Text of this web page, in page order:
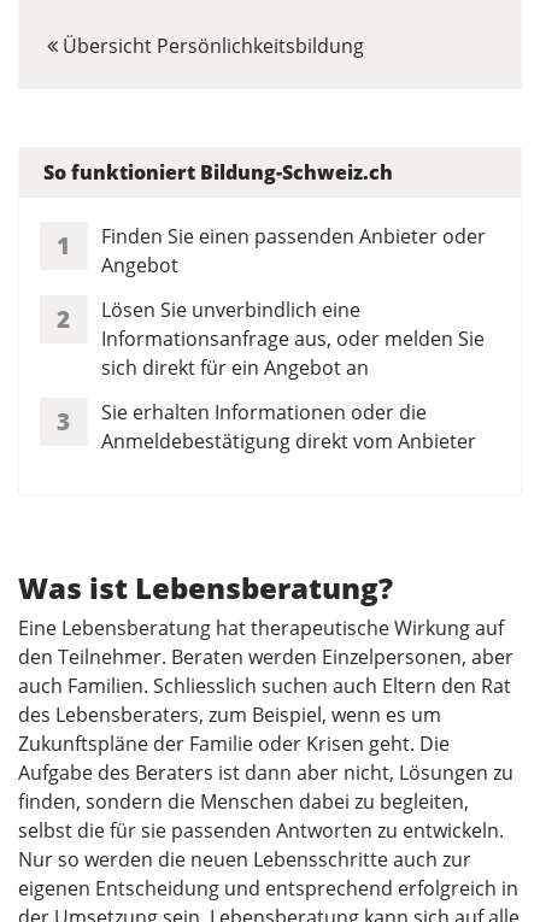
Übersicht Persönlichkeitsbildung
Was ist Lebensberatung?
Eine Lebensberatung hat therapeutische Wirkung auf
den Teilnehmer. Beraten werden Einzelpersonen, aber
auch Familien. Schliesslich suchen auch Eltern den Rat
des Lebensberaters, zum Beispiel, wenn es um
Zukunftspläne der Familie oder Krisen geht. Die
Aufgabe des Beraters ist dann aber nicht, Lösungen zu
finden, sondern die Menschen dabei zu begleiten,
selbst die für sie passenden Antworten zu entwickeln.
Nur so werden die neuen Lebensschritte auch zur
eigenen Entscheidung und entsprechend erfolgreich in
So funktioniert Bildung-Schweiz.ch
1
Finden Sie einen passenden Anbieter oder
Angebot
2
Lösen Sie unverbindlich eine
Informationsanfrage aus, oder melden Sie
sich direkt für ein Angebot an
3
Sie erhalten Informationen oder die
Anmeldebestätigung direkt vom Anbieter